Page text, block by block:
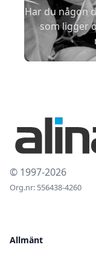
Har du någon
som ligger
© 1997-2026
Org.nr: 556438-4260
Allmänt